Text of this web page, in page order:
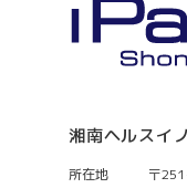
湘南ヘルスイ
所在地
〒